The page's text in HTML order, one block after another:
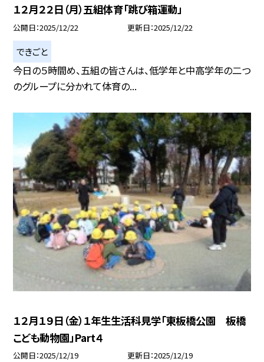
１２月２２日（月）五組体育「跳び箱運動」
公開日 2025/12/22 更新日 2025/12/22
できごと
今日の５時間め、五組の皆さんは、低学年と中高学年の二つ
のグループに分かれて体育の...
１２月１９日（金）１年生生活科見学「東板橋公園 板橋
こども動物園」Part４
公開日 2025/12/19 更新日 2025/12/19